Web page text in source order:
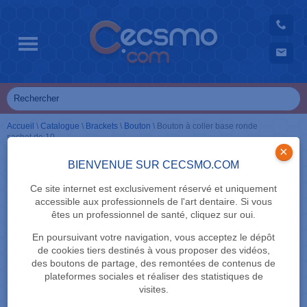
BIENVENUE SUR CECSMO.COM
Ce site internet est exclusivement réservé et uniquement
accessible aux professionnels de l'art dentaire. Si vous
êtes un professionnel de santé, cliquez sur oui.
En poursuivant votre navigation, vous acceptez le dépôt
de cookies tiers destinés à vous proposer des vidéos,
des boutons de partage, des remontées de contenus de
plateformes sociales et réaliser des statistiques de
visites.
×
Accueil \ Catalogue \ Brackets \ Bouton \ Bouton à coller base ronde
sachet de 10